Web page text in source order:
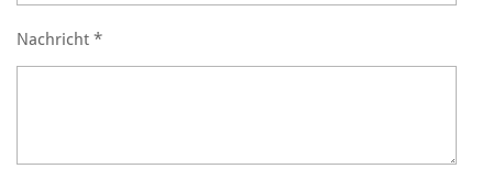
Nachricht *